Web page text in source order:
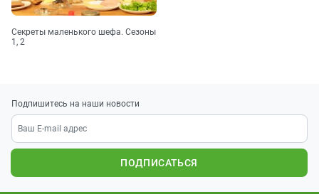
Секреты маленького шефа. Сезоны
1, 2
Подпишитесь на наши новости
ПОДПИСАТЬСЯ